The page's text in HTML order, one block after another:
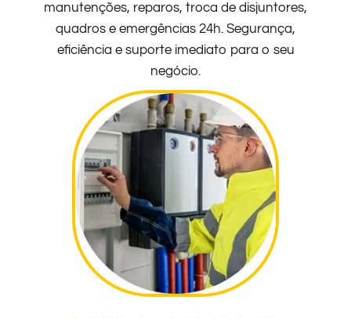
manutenções, reparos, troca de disjuntores,
quadros e emergências 24h. Segurança,
eficiência e suporte imediato para o seu
negócio.